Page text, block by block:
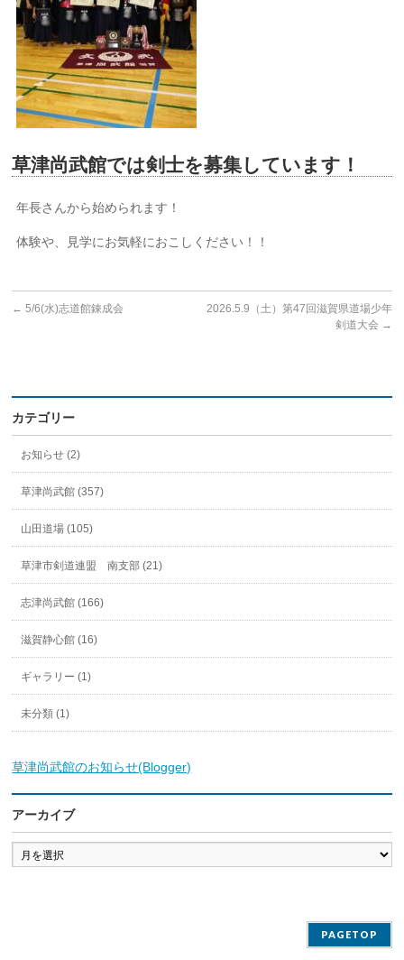
草津尚武館では剣士を募集しています！
年長さんから始められます！
体験や、見学にお気軽におこしください！！
← 5/6(水)志道館錬成会
2026.5.9（土）第47回滋賀県道場少年
剣道大会 →
カテゴリー
お知らせ (2)
草津尚武館 (357)
山田道場 (105)
草津市剣道連盟 南支部 (21)
志津尚武館 (166)
滋賀静心館 (16)
ギャラリー (1)
未分類 (1)
草津尚武館のお知らせ(Blogger)
アーカイブ
ア
ー
PAGETOP